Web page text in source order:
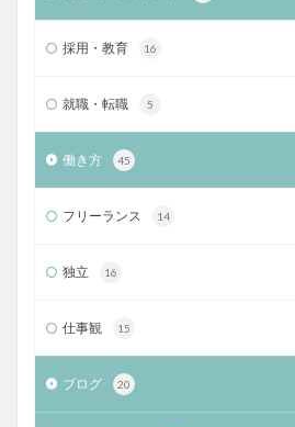
採用・教育 16
就職・転職 5
働き方 45
フリーランス 14
独立 16
仕事観 15
ブログ 20